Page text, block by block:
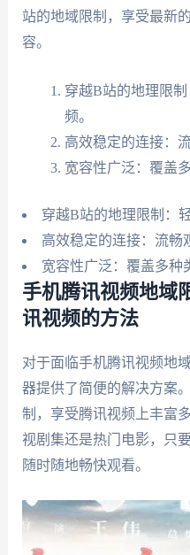
站的地域限制，享受最新
容。
穿越B站的地理限
频。
高效稳定的连接：
宽容性广泛：覆盖
穿越B站的地理限制：
高效稳定的连接：流畅
宽容性广泛：覆盖多种
手机腾讯视频地域
讯视频的方法
对于面临手机腾讯视频地
器提供了简便的解决方案
制，享受腾讯视频上丰富
视剧集还是热门电影，只
随时随地畅快观看。